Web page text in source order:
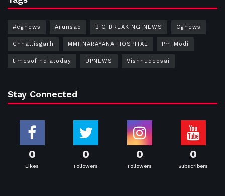
#cgnews Arunsao BIG BREAKING NEWS Cgnews
Chhattisgarh MMI NARAYANA HOSPITAL Pm Modi
timesofindiatoday UPNEWS Vishnudeosai
Stay Connected
0
Likes
0
Followers
0
Followers
0
Subscribers